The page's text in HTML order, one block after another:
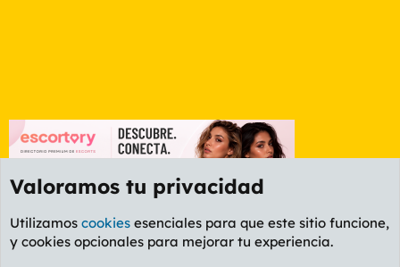
Foro General
Valoramos tu privacidad
Utilizamos cookies esenciales para que este sitio funcione,
y cookies opcionales para mejorar tu experiencia.